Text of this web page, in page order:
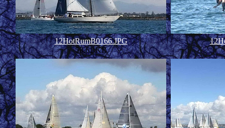
12HotRumB0166.JPG
58.61 KB